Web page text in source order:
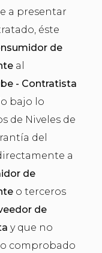
a presentar
éste
de
al
- Contratista
bajo lo
de Niveles de
del
a
de
o terceros
de
y que no
comprobado